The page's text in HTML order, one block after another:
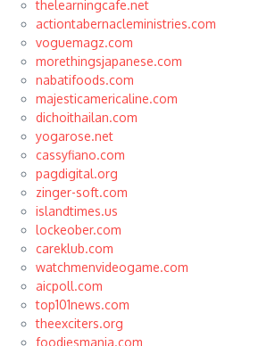
thelearningcafe.net
actiontabernacleministries.com
voguemagz.com
morethingsjapanese.com
nabatifoods.com
majesticamericaline.com
dichoithailan.com
yogarose.net
cassyfiano.com
pagdigital.org
zinger-soft.com
islandtimes.us
lockeober.com
careklub.com
watchmenvideogame.com
aicpoll.com
top101news.com
theexciters.org
foodiesmania.com